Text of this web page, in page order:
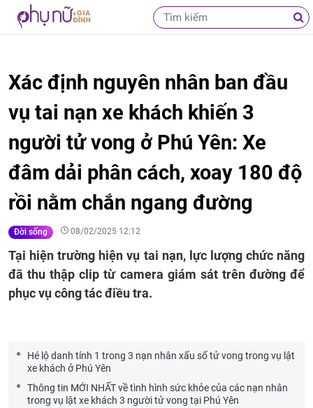
Xác định nguyên nhân ban đầu
vụ tai nạn xe khách khiến 3
người tử vong ở Phú Yên: Xe
đâm dải phân cách, xoay 180 độ
rồi nằm chắn ngang đường
Đời sống 08/02/2025 12:12
Tại hiện trường hiện vụ tai nạn, lực lượng chức năng
đã thu thập clip từ camera giám sát trên đường để
phục vụ công tác điều tra.
Hé lộ danh tính 1 trong 3 nạn nhân xấu số tử vong trong vụ lật
xe khách ở Phú Yên
Thông tin MỚI NHẤT về tình hình sức khỏe của các nạn nhân
trong vụ lật xe khách 3 người tử vong tại Phú Yên